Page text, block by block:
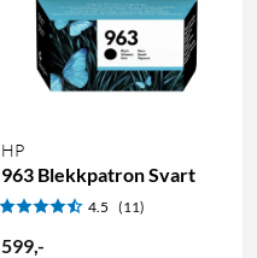
HP
963 Blekkpatron Svart
4.5 (11)
599,-